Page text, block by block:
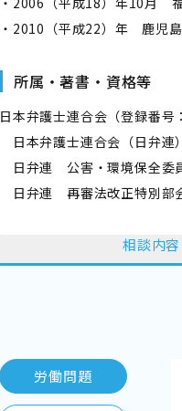
・2010（平成22）年 鹿児
所属・著書・資格等
日本弁護士連合会（登録番号
日本弁護士連合会（日弁
日弁連 公害・環境保全委
日弁連 再審法改正特別部
相談内容
労働問題